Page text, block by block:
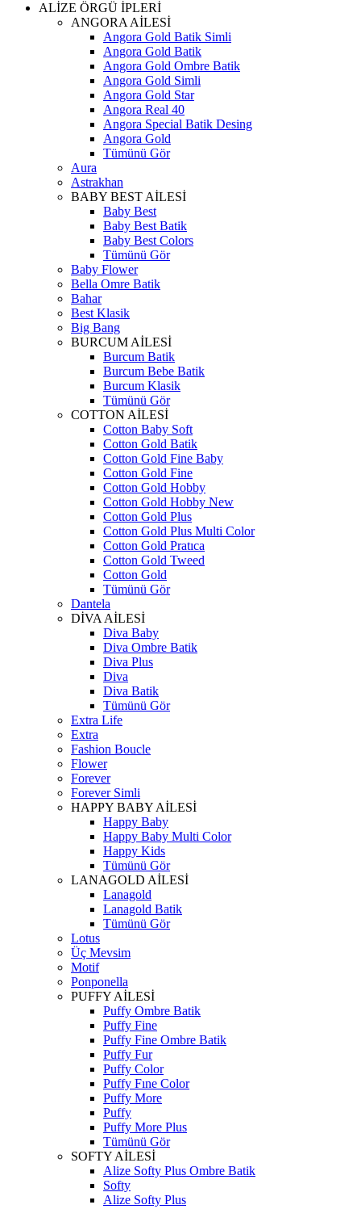
ALİZE ÖRGÜ İPLERİ
ANGORA AİLESİ
Angora Gold Batik Simli
Angora Gold Batik
Angora Gold Ombre Batik
Angora Gold Simli
Angora Gold Star
Angora Real 40
Angora Special Batik Desing
Angora Gold
Tümünü Gör
Aura
Astrakhan
BABY BEST AİLESİ
Baby Best
Baby Best Batik
Baby Best Colors
Tümünü Gör
Baby Flower
Bella Omre Batik
Bahar
Best Klasik
Big Bang
BURCUM AİLESİ
Burcum Batik
Burcum Bebe Batik
Burcum Klasik
Tümünü Gör
COTTON AİLESİ
Cotton Baby Soft
Cotton Gold Batik
Cotton Gold Fine Baby
Cotton Gold Fine
Cotton Gold Hobby
Cotton Gold Hobby New
Cotton Gold Plus
Cotton Gold Plus Multi Color
Cotton Gold Pratıca
Cotton Gold Tweed
Cotton Gold
Tümünü Gör
Dantela
DİVA AİLESİ
Diva Baby
Diva Ombre Batik
Diva Plus
Diva
Diva Batik
Tümünü Gör
Extra Life
Extra
Fashion Boucle
Flower
Forever
Forever Simli
HAPPY BABY AİLESİ
Happy Baby
Happy Baby Multi Color
Happy Kids
Tümünü Gör
LANAGOLD AİLESİ
Lanagold
Lanagold Batik
Tümünü Gör
Lotus
Üç Mevsim
Motif
Ponponella
PUFFY AİLESİ
Puffy Ombre Batik
Puffy Fine
Puffy Fine Ombre Batik
Puffy Fur
Puffy Color
Puffy Fıne Color
Puffy More
Puffy
Puffy More Plus
Tümünü Gör
SOFTY AİLESİ
Alize Softy Plus Ombre Batik
Softy
Alize Softy Plus